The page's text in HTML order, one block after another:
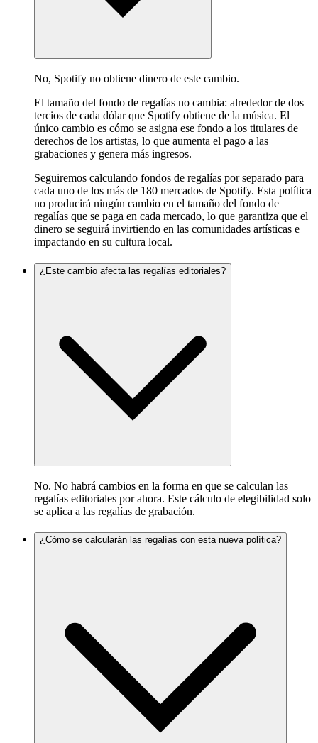
No, Spotify no obtiene dinero de este cambio.
El tamaño del fondo de regalías no cambia: alrededor de dos
tercios de cada dólar que Spotify obtiene de la música. El
único cambio es cómo se asigna ese fondo a los titulares de
derechos de los artistas, lo que aumenta el pago a las
grabaciones y genera más ingresos.
Seguiremos calculando fondos de regalías por separado para
cada uno de los más de 180 mercados de Spotify. Esta política
no producirá ningún cambio en el tamaño del fondo de
regalías que se paga en cada mercado, lo que garantiza que el
dinero se seguirá invirtiendo en las comunidades artísticas e
impactando en su cultura local.
¿Este cambio afecta las regalías editoriales?
No. No habrá cambios en la forma en que se calculan las
regalías editoriales por ahora. Este cálculo de elegibilidad solo
se aplica a las regalías de grabación.
¿Cómo se calcularán las regalías con esta nueva política?